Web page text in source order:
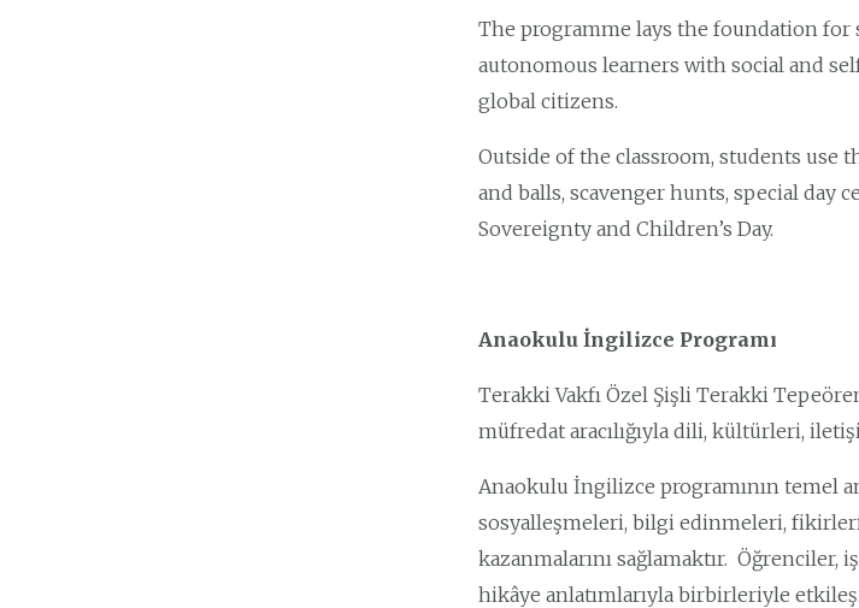
The programme lays the foundation
autonomous learners with social and
global citizens.
Outside of the classroom, students use
and balls, scavenger hunts, special day
Sovereignty and Children’s Day.
Anaokulu İngilizce Programı
Terakki Vakfı Özel Şişli Terakki
müfredat aracılığıyla dili, kültürleri,
Anaokulu İngilizce programının temel
sosyalleşmeleri, bilgi edinmeleri,
kazanmalarını sağlamaktır. Öğrenciler,
hikâye anlatımlarıyla birbirleriyle